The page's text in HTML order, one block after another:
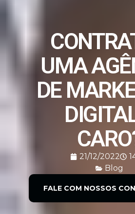
UMA
DE
21/12/2022
Blog
FALE COM NOSSOS